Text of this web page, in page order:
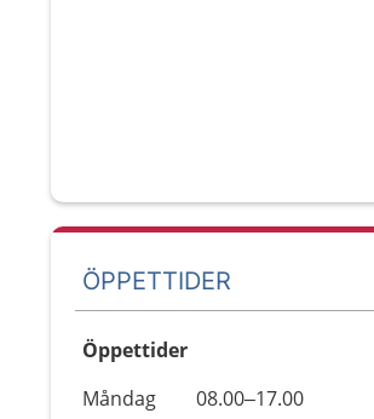
ÖPPETTIDER
Öppettider
Dag
Öppettider
Kommentarer
Måndag 08.00–17.00